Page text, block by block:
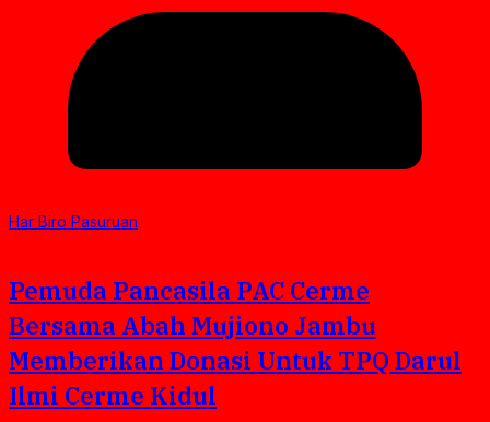
Har Biro Pasuruan
Pemuda Pancasila PAC Cerme
Bersama Abah Mujiono Jambu
Memberikan Donasi Untuk TPQ Darul
Ilmi Cerme Kidul